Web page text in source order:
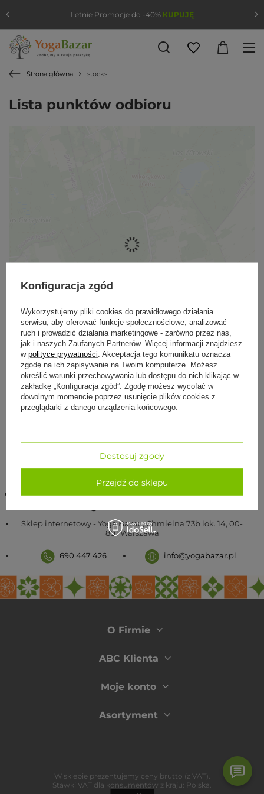
Strona główna stocks
Lista punktów odbioru
Leaflet |©OpenStreetMapcontributors
Bony
Chmielna 73b lok. 14
00-801 Warszawa
Infolinia czynna od poniedziałku do piątku w
Sklep internetowy - Yoga Bazar,Chmielna 73b lok. 14, 00-
801Warszawa
690 447 426 info@yogabazar.pl
Letnie Promocje do -40% KUPUJĘ
O Firmie
ABC Klienta
Moje konto
Asortyment
W sklepie prezentujemy ceny brutto (z VAT).
Stawki VAT dla konsumentów z kraju: Polska.
Konfiguracja zgód
Wykorzystujemy pliki cookies do prawidłowego działania
serwisu, aby oferować funkcje społecznościowe, analizować
ruch i prowadzić działania marketingowe - zarówno przez nas,
jak i naszych Zaufanych Partnerów. Więcej informacji znajdziesz
w polityce prywatności . Akceptacja tego komunikatu oznacza
zgodę na ich zapisywanie na Twoim komputerze. Możesz
określić warunki przechowywania lub dostępu do nich klikając w
zakładkę „Konfiguracja zgód”. Zgodę możesz wycofać w
dowolnym momencie poprzez usunięcie plików cookies z
przeglądarki z danego urządzenia końcowego.
Dostosuj zgody
Przejdź do sklepu